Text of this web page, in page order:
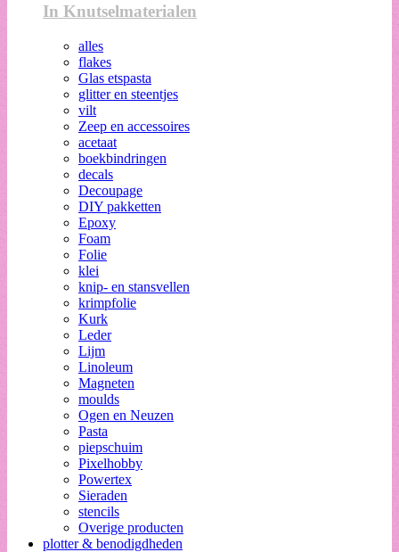
In Knutselmaterialen
alles
flakes
Glas etspasta
glitter en steentjes
vilt
Zeep en accessoires
acetaat
boekbindringen
decals
Decoupage
DIY pakketten
Epoxy
Foam
Folie
klei
knip- en stansvellen
krimpfolie
Kurk
Leder
Lijm
Linoleum
Magneten
moulds
Ogen en Neuzen
Pasta
piepschuim
Pixelhobby
Powertex
Sieraden
stencils
Overige producten
plotter & benodigdheden